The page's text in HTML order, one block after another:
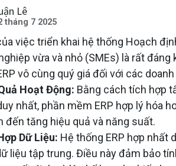
Lê
tháng 7 2025
việc triển khai hệ thống Hoạch
vừa và nhỏ (SMEs) là rất
vô cùng quý giá đối với các
Hoạt Động: Bằng cách tích hợp
nhất, phần mềm ERP hợp lý hóa
đến tăng hiệu quả và năng suất.
Dữ Liệu: Hệ thống ERP hợp nhất
liệu tập trung. Điều này đảm bảo